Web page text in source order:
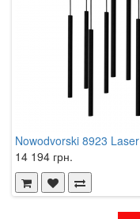
Nowodvorski 8923 Laser
14 194 грн.